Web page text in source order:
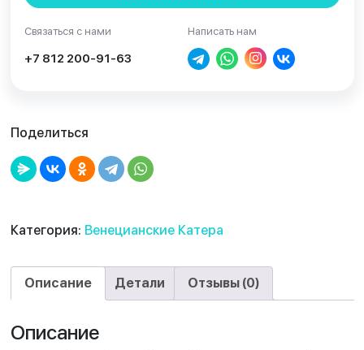
Связаться с нами
+7 812 200-91-63
Написать нам
Поделиться
Категория: Венецианские Катера
Описание Детали Отзывы (0)
Описание